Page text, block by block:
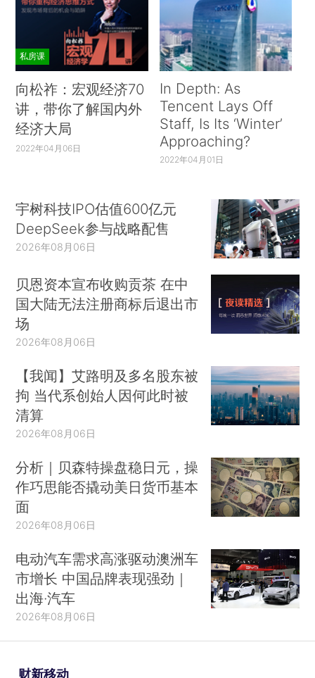
私房课
向松祚：宏观经济70
讲，带你了解国内外
经济大局
2022年04月06日
In Depth: As
Tencent Lays Off
Staff, Is Its ‘Winter’
Approaching?
2022年04月01日
宇树科技IPO估值600亿元
DeepSeek参与战略配售
2026年08月06日
贝恩资本宣布收购贡茶 在中
国大陆无法注册商标后退出市
场
2026年08月06日
【我闻】艾路明及多名股东被
拘 当代系创始人因何此时被
清算
2026年08月06日
分析｜贝森特操盘稳日元，操
作巧思能否撬动美日货币基本
面
2026年08月06日
电动汽车需求高涨驱动澳洲车
市增长 中国品牌表现强劲｜
出海·汽车
2026年08月06日
财新移动